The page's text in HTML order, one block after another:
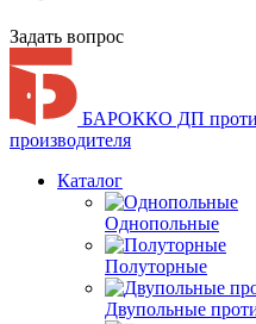
Задать вопрос
БАРОККО ДП
производителя
Каталог
Однопольные
Полуторные
Двупольные